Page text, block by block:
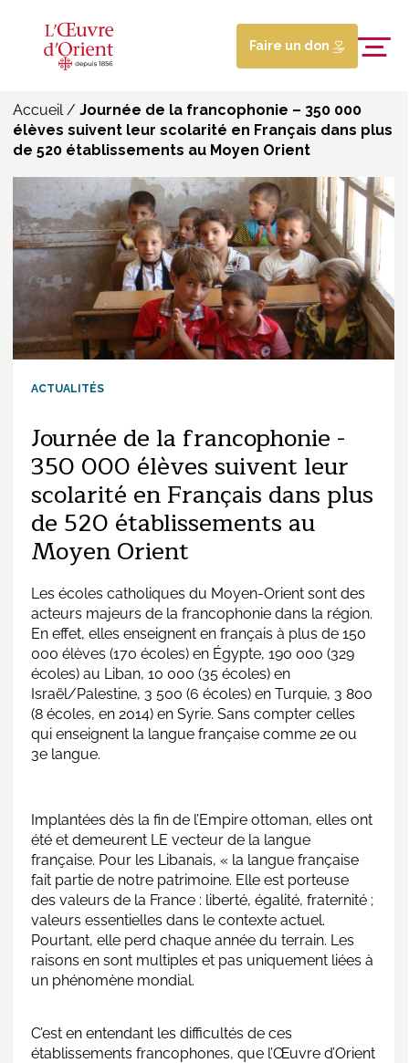
Faire un don
Accueil/ Journée de la francophonie – 350 000
élèves suivent leur scolarité en Français dans plus
de 520 établissements au Moyen Orient
ACTUALITÉS
Journée de la francophonie -
350 000 élèves suivent leur
scolarité en Français dans plus
de 520 établissements au
Moyen Orient
Les écoles catholiques du Moyen-Orient sont des
acteurs majeurs de la francophonie dans la région.
En effet, elles enseignent en français à plus de 150
000 élèves (170 écoles) en Égypte, 190 000 (329
écoles) au Liban, 10 000 (35 écoles) en
Israël/Palestine, 3 500 (6 écoles) en Turquie, 3 800
(8 écoles, en 2014) en Syrie. Sans compter celles
qui enseignent la langue française comme 2e ou
3e langue.
Implantées dès la fin de l’Empire ottoman, elles ont
été et demeurent LE vecteur de la langue
française. Pour les Libanais, « la langue française
fait partie de notre patrimoine. Elle est porteuse
des valeurs de la France : liberté, égalité, fraternité ;
valeurs essentielles dans le contexte actuel.
Pourtant, elle perd chaque année du terrain. Les
raisons en sont multiples et pas uniquement liées à
un phénomène mondial.
C’est en entendant les difficultés de ces
établissements francophones, que l’Œuvre d’Orient